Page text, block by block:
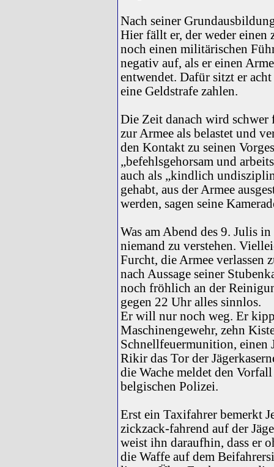
Nach seiner
Hier fällt er, der weder einen
noch einen militärischen
negativ auf, als er einen
entwendet. Dafür sitzt er
eine Geldstrafe zahlen.
Die Zeit danach wird
zur Armee als belastet und
den Kontakt zu seinen
„befehlsgehorsam und
auch als „kindlich
gehabt, aus der Armee
werden, sagen seine
Was am Abend des 9. Julis
niemand zu verstehen.
Furcht, die Armee verlassen
nach Aussage seiner
noch fröhlich an der
gegen 22 Uhr alles sinnlos.
Er will nur noch weg. Er
Maschinengewehr, zehn
Schnellfeuermunition, einen
Rikir das Tor der
die Wache meldet den
belgischen Polizei.
Erst ein Taxifahrer bemerkt
zickzack-fahrend auf der
weist ihn daraufhin, dass er
die Waffe auf dem